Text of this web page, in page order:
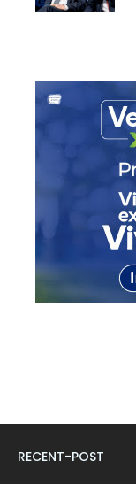
RECENT-POST